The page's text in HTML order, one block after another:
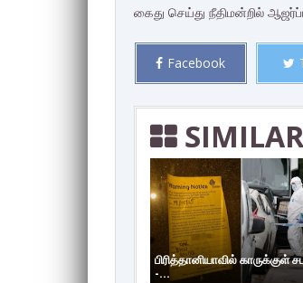
கைது செய்து நீதிமன்றில்
Facebook
பிரித்தானியாவில் காருக்குள்
-...